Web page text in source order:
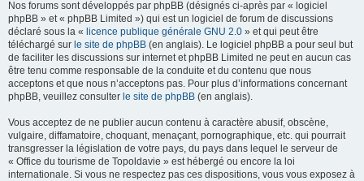
Nos forums sont développés par phpBB (désignés ci-après par « logiciel
phpBB » et « phpBB Limited ») qui est un logiciel de forum de discussions
déclaré sous la « licence publique générale GNU 2.0 » et qui peut être
téléchargé sur le site de phpBB (en anglais). Le logiciel phpBB a pour seul but
de faciliter les discussions sur internet et phpBB Limited ne peut en aucun cas
être tenu comme responsable de la conduite et du contenu que nous
acceptons et que nous n’acceptons pas. Pour plus d’informations concernant
phpBB, veuillez consulter le site de phpBB (en anglais).
Vous acceptez de ne publier aucun contenu à caractère abusif, obscène,
vulgaire, diffamatoire, choquant, menaçant, pornographique, etc. qui pourrait
transgresser la législation de votre pays, du pays dans lequel le serveur de
« Office du tourisme de Topoldavie » est hébergé ou encore la loi
internationale. Si vous ne respectez pas ces dispositions, vous vous exposez à